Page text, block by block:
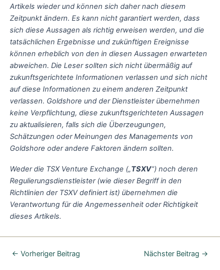
Artikels wieder und können sich daher nach diesem
Zeitpunkt ändern. Es kann nicht garantiert werden, dass
sich diese Aussagen als richtig erweisen werden, und die
tatsächlichen Ergebnisse und zukünftigen Ereignisse
können erheblich von den in diesen Aussagen erwarteten
abweichen. Die Leser sollten sich nicht übermäßig auf
zukunftsgerichtete Informationen verlassen und sich nicht
auf diese Informationen zu einem anderen Zeitpunkt
verlassen. Goldshore und der Dienstleister übernehmen
keine Verpflichtung, diese zukunftsgerichteten Aussagen
zu aktualisieren, falls sich die Überzeugungen,
Schätzungen oder Meinungen des Managements von
Goldshore oder andere Faktoren ändern sollten.
Weder die TSX Venture Exchange („TSXV“) noch deren
Regulierungsdienstleister (wie dieser Begriff in den
Richtlinien der TSXV definiert ist) übernehmen die
Verantwortung für die Angemessenheit oder Richtigkeit
dieses Artikels.
← Vorheriger Beitrag Nächster Beitrag →